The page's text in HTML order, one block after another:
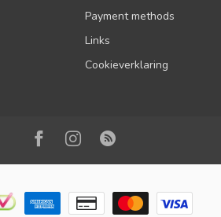
Payment methods
Links
Cookieverklaring